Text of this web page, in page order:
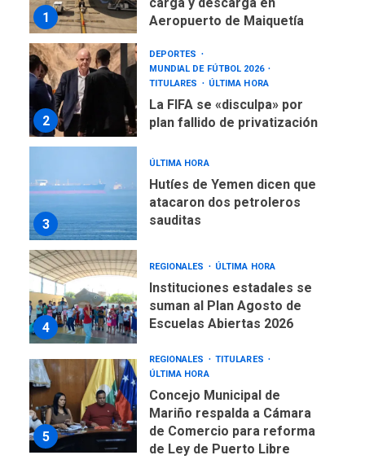
1
Aeropuerto de Maiquetía
2
DEPORTES
MUNDIAL DE FÚTBOL 2026
TITULARES
ÚLTIMA HORA
La FIFA se «disculpa» por
plan fallido de privatización
3
ÚLTIMA HORA
Hutíes de Yemen dicen que
atacaron dos petroleros
sauditas
4
REGIONALES ÚLTIMA HORA
Instituciones estadales se
suman al Plan Agosto de
Escuelas Abiertas 2026
5
REGIONALES
TITULARES
ÚLTIMA HORA
Concejo Municipal de
Mariño respalda a Cámara
de Comercio para reforma
de Ley de Puerto Libre